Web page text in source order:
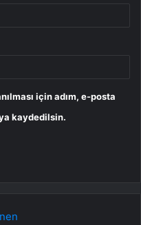
için adım, e-posta
kaydedilsin.